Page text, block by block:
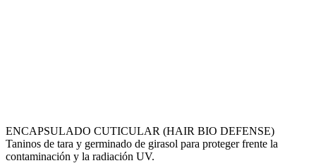
ENCAPSULADO CUTICULAR (HAIR BIO DEFENSE)
Taninos de tara y germinado de girasol para proteger frente la
contaminación y la radiación UV.